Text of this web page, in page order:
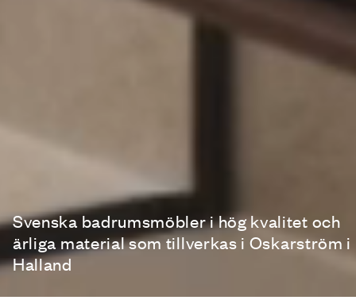
Svenska badrumsmöbler i hög kvalitet och
ärliga material som tillverkas i Oskarström i
Halland